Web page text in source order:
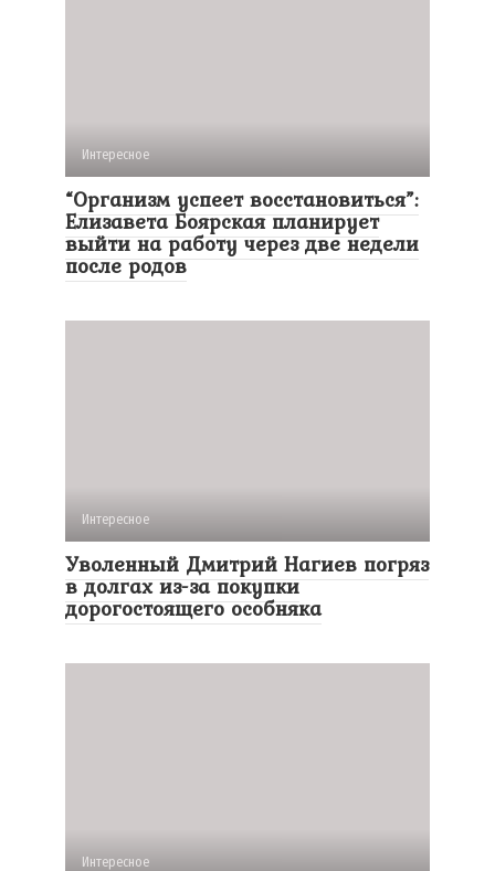
Интересное
“Организм успеет восстановиться”:
Елизавета Боярская планирует
выйти на работу через две недели
после родов
Интересное
Уволенный Дмитрий Нагиев погряз
в долгах из-за покупки
дорогостоящего особняка
Интересное